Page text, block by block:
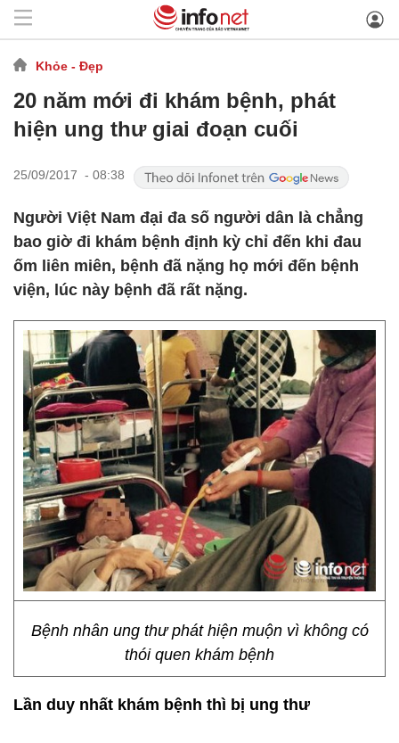
Khỏe - Đẹp
20 năm mới đi khám bệnh, phát
hiện ung thư giai đoạn cuối
25/09/2017 - 08:38
Người Việt Nam đại đa số người dân là chẳng
bao giờ đi khám bệnh định kỳ chỉ đến khi đau
ốm liên miên, bệnh đã nặng họ mới đến bệnh
viện, lúc này bệnh đã rất nặng.
Bệnh nhân ung thư phát hiện muộn vì không có
thói quen khám bệnh
Lần duy nhất khám bệnh thì bị ung thư